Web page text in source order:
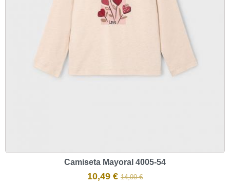
Camiseta Mayoral 4005-54
10,49 € 14,99 €